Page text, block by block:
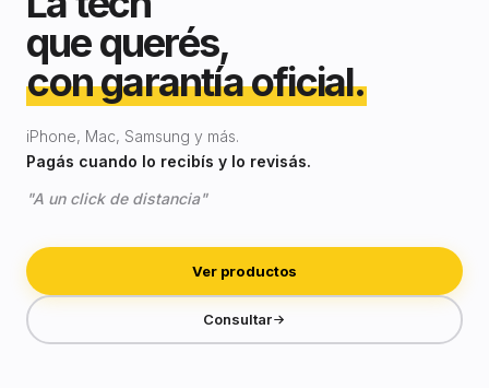
que querés,
con garantía oficial.
iPhone, Mac, Samsung y más.
Pagás cuando lo recibís y lo revisás.
"A un click de distancia"
Ver productos
Consultar